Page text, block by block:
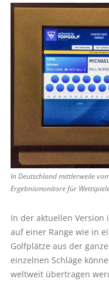
In Deutschland mittlerweile
Ergebnismonitore für
In der aktuellen Version
auf einer Range wie in
Golfplätze aus der
einzelnen Schläge
weltweit übertragen